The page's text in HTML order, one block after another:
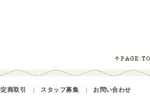
商取引 ｜ スタッフ募集 ｜ お問い合わせ